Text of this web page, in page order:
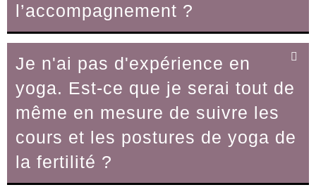
l’accompagnement ?
Je n'ai pas d'expérience en
yoga. Est-ce que je serai tout de
même en mesure de suivre les
cours et les postures de yoga de
la fertilité ?